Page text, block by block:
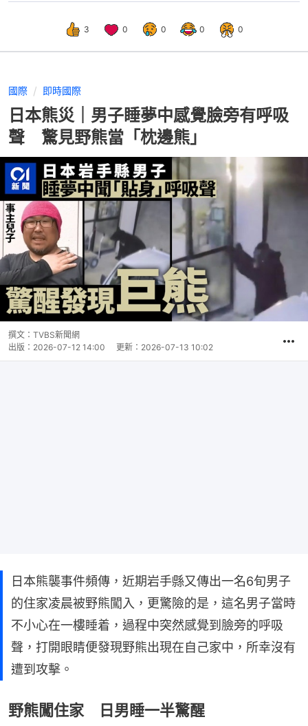
3 0 0 0 0
國際 即時國際
日本熊災｜男子睡夢中感覺臉旁有呼吸
聲 驚見野熊當「枕邊熊」
撰文： TVBS新聞網
出版： 2026-07-12 14:00 更新： 2026-07-13 10:02
日本熊襲事件頻傳，近期岩手縣又傳出一名6旬男子
的住家凌晨被野熊闖入，更驚險的是，這名男子當時
不小心在一樓睡着，過程中突然感覺到臉旁的呼吸
聲，打開眼睛便發現野熊出現在自己家中，所幸沒有
遭到攻擊。
野熊闖住家 日男睡一半驚醒